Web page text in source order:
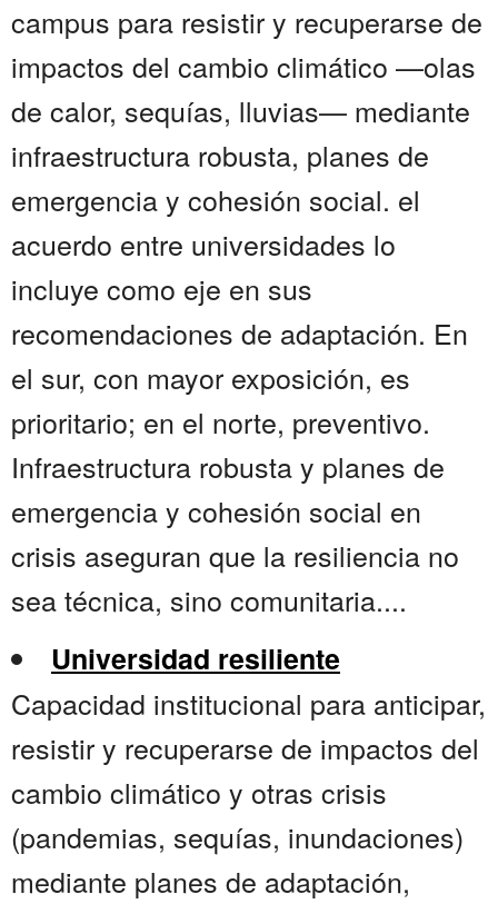
campus para resistir y recuperarse de
impactos del cambio climático —olas
de calor, sequías, lluvias— mediante
infraestructura robusta, planes de
emergencia y cohesión social. el
acuerdo entre universidades lo
incluye como eje en sus
recomendaciones de adaptación. En
el sur, con mayor exposición, es
prioritario; en el norte, preventivo.
Infraestructura robusta y planes de
emergencia y cohesión social en
crisis aseguran que la resiliencia no
sea técnica, sino comunitaria....
Universidad resiliente
Capacidad institucional para anticipar,
resistir y recuperarse de impactos del
cambio climático y otras crisis
(pandemias, sequías, inundaciones)
mediante planes de adaptación,